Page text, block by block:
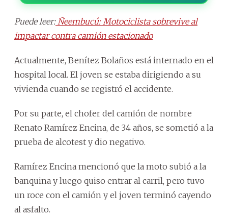
Puede leer:Ñeembucú: Motociclista sobrevive al
impactar contra camión estacionado
Actualmente, Benítez Bolaños está internado en el
hospital local. El joven se estaba dirigiendo a su
vivienda cuando se registró el accidente.
Por su parte, el chofer del camión de nombre
Renato Ramírez Encina, de 34 años, se sometió a la
prueba de alcotest y dio negativo.
Ramírez Encina mencionó que la moto subió a la
banquina y luego quiso entrar al carril, pero tuvo
un roce con el camión y el joven terminó cayendo
al asfalto.